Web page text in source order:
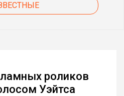
роликов
Уэйтса